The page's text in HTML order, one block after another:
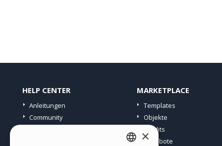
HELP CENTER
Anleitungen
Community
MARKETPLACE
Templates
Objekte
Credits
Angebote
×